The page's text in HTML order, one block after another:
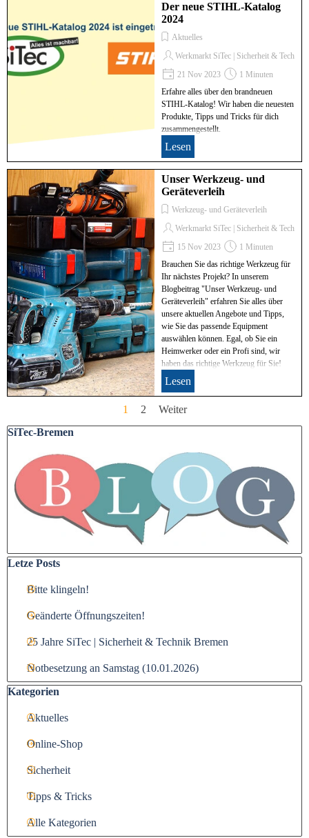
Der neue STIHL-Katalog
2024
Aktuelles
Werkmarkt SiTec | Sicherheit & Technik
21 Nov 2023
1 Minuten
Erfahre alles über den brandneuen
STIHL-Katalog! Wir haben die neuesten
Produkte, Tipps und Tricks für dich
zusammengestellt.
Lesen
Unser Werkzeug- und
Geräteverleih
Werkzeug- und Geräteverleih
Werkmarkt SiTec | Sicherheit & Technik
15 Nov 2023
1 Minuten
Brauchen Sie das richtige Werkzeug für
Ihr nächstes Projekt? In unserem
Blogbeitrag "Unser Werkzeug- und
Geräteverleih" erfahren Sie alles über
unsere aktuellen Angebote und Tipps,
wie Sie das passende Equipment
auswählen können. Egal, ob Sie ein
Heimwerker oder ein Profi sind, wir
haben das richtige Werkzeug für Sie!
Lesen
Aktuelle Seite:
1 Gehen Sie zu Seite:
2
Weiter
Block überspringen SiTec-Bremen
SiTec-Bremen
Block überspringen Letze Posts
Letze Posts
Bitte klingeln!
Geänderte Öffnungszeiten!
25 Jahre SiTec | Sicherheit & Technik Bremen
Notbesetzung an Samstag (10.01.2026)
Block überspringen Kategorien
Kategorien
Aktuelles
Online-Shop
Sicherheit
Tipps & Tricks
Alle Kategorien